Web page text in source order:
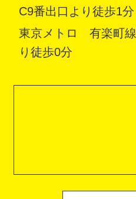
C9番出口より徒歩1分
東京メトロ 有楽町
り徒歩0分